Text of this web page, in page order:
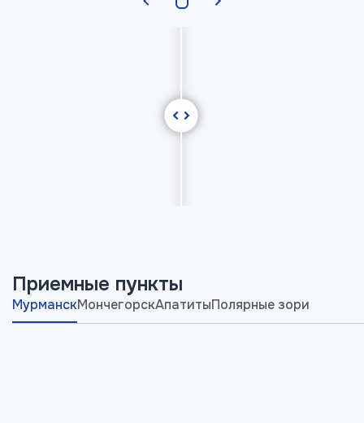
Приемные пункты
МурманскМончегорскАпатитыПолярные зори